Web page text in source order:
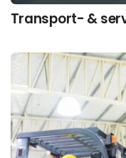
Transport- &